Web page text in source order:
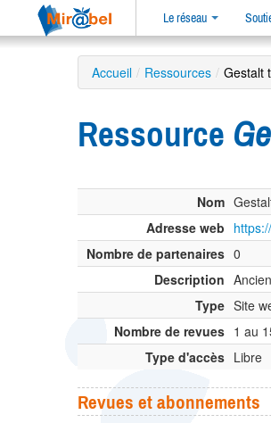
Le réseau
Accueil / Ressources / Gestalt
Ressource
Nom
Adresse web
Nombre de partenaires 0
Description
Type Site
Nombre de revues 1 au
Type d'accès Libre
Revues et abonnements